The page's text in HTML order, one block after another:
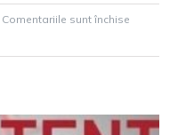
Comentariile sunt închise
elevilor